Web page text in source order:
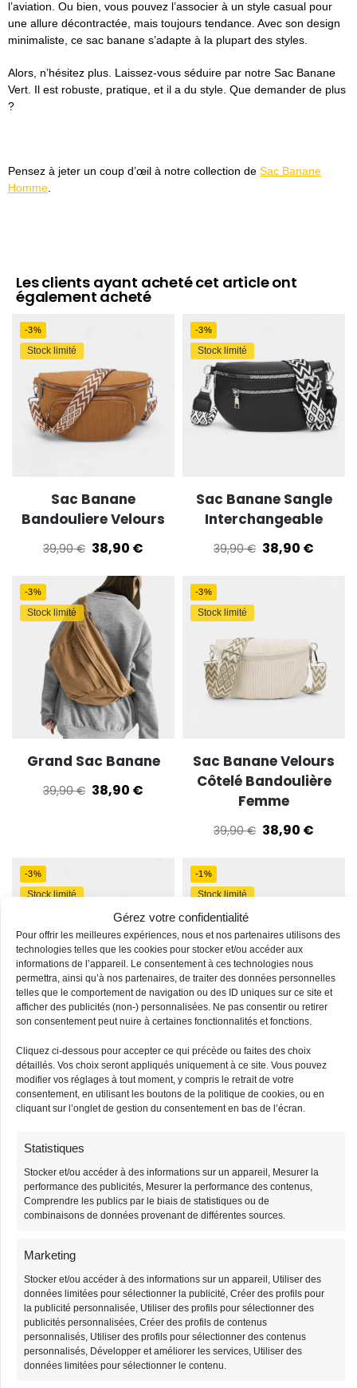
Gérez votre confidentialité
Pour offrir les meilleures expériences, nous et nos partenaires utilisons des
technologies telles que les cookies pour stocker et/ou accéder aux
informations de l’appareil. Le consentement à ces technologies nous
permettra, ainsi qu’à nos partenaires, de traiter des données personnelles
telles que le comportement de navigation ou des ID uniques sur ce site et
afficher des publicités (non-) personnalisées. Ne pas consentir ou retirer
son consentement peut nuire à certaines fonctionnalités et fonctions.
Cliquez ci-dessous pour accepter ce qui précède ou faites des choix
détaillés. Vos choix seront appliqués uniquement à ce site. Vous pouvez
modifier vos réglages à tout moment, y compris le retrait de votre
consentement, en utilisant les boutons de la politique de cookies, ou en
cliquant sur l’onglet de gestion du consentement en bas de l’écran.
Statistiques
Stocker et/ou accéder à des informations sur un appareil, Mesurer la
performance des publicités, Mesurer la performance des contenus,
Comprendre les publics par le biais de statistiques ou de
combinaisons de données provenant de différentes sources.
Marketing
Stocker et/ou accéder à des informations sur un appareil, Utiliser des
données limitées pour sélectionner la publicité, Créer des profils pour
la publicité personnalisée, Utiliser des profils pour sélectionner des
publicités personnalisées, Créer des profils de contenus
personnalisés, Utiliser des profils pour sélectionner des contenus
personnalisés, Développer et améliorer les services, Utiliser des
données limitées pour sélectionner le contenu.
l’aviation. Ou bien, vous pouvez l’associer à un style casual pour
une allure décontractée, mais toujours tendance. Avec son design
minimaliste, ce sac banane s’adapte à la plupart des styles.
Alors, n’hésitez plus. Laissez-vous séduire par notre Sac Banane
Vert. Il est robuste, pratique, et il a du style. Que demander de plus
?
Pensez à jeter un coup d’œil à notre collection de Sac Banane
Homme
Les clients ayant acheté cet article ont
également acheté
-3%
Stock limité
Sac Banane
Bandouliere Velours
39,90€ 38,90 €
-3%
Stock limité
Sac Banane Sangle
Interchangeable
39,90€ 38,90 €
-3%
Stock limité
Grand Sac Banane
39,90€ 38,90 €
-3%
Stock limité
Sac Banane Velours
Côtelé Bandoulière
Femme
39,90€ 38,90 €
-3%
Stock limité
Sac Banane Velours
Côtelé Beige
39,90€ 38,90€
-1%
Stock limité
Sac Banane Homme
Cuir
69,90 € 68,90€
Stock limité
Petit Sac Banane
Velours Côtelé
Bandoulière Femme
38,90€
Sac Banane XL Velours
34,90€ 33,90€